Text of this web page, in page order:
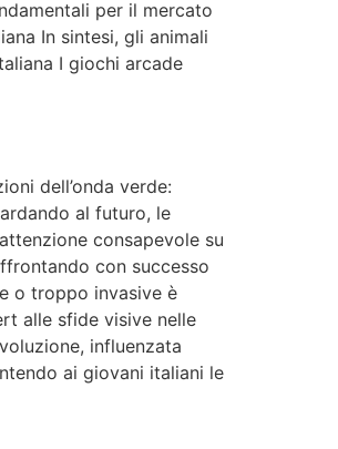
per il mercato
In sintesi, gli animali
I giochi arcade
dell’onda verde:
al futuro, le
consapevole su
con successo
o troppo invasive è
alle sfide visive nelle
influenzata
ai giovani italiani le